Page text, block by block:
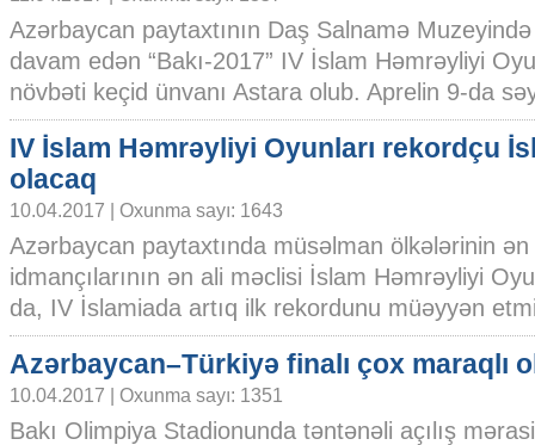
Azərbaycan paytaxtının Daş Salnamə
davam edən “Bakı-2017” IV İslam Həmrəyliyi
növbəti keçid ünvanı Astara olub. Aprelin 9-da
IV İslam Həmrəyliyi Oyunları rekordçu
olacaq
10.04.2017 | Oxunma sayı: 1643
Azərbaycan paytaxtında müsəlman ölkələrinin ən
idmançılarının ən ali məclisi İslam Həmrəyliyi
da, IV İslamiada artıq ilk rekordunu müəyyən
Azərbaycan–Türkiyə finalı çox maraqlı
10.04.2017 | Oxunma sayı: 1351
Bakı Olimpiya Stadionunda təntənəli açılış